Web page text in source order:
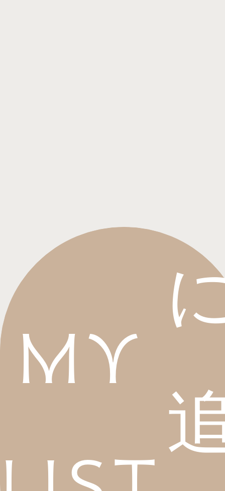
My